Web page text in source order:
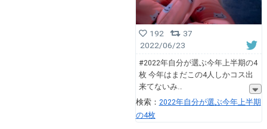
192
37
2022/06/23
#2022年自分が選ぶ今年上半期の4
枚 今年はまだこの4人しかコス出
来てないみ
検索： 2022年自分が選ぶ今年上半期
の4枚